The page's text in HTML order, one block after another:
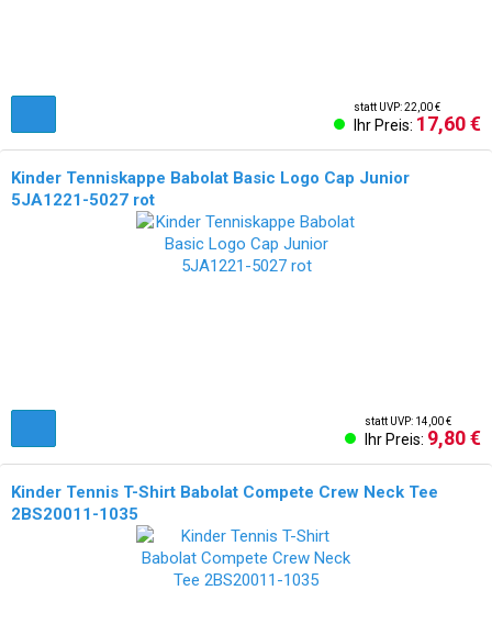
statt UVP: 22,00 €
Ihr Preis: 17,60 €
Kinder Tenniskappe Babolat Basic Logo Cap Junior
5JA1221-5027 rot
statt UVP: 14,00 €
Ihr Preis: 9,80 €
Kinder Tennis T-Shirt Babolat Compete Crew Neck Tee
2BS20011-1035